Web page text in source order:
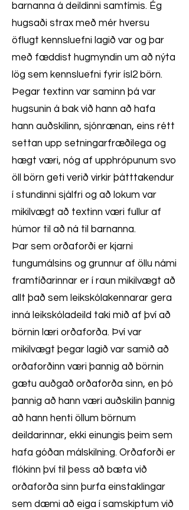
barnanna á deildinni samtímis. Ég
hugsaði strax með mér hversu
öflugt kennsluefni lagið var og þar
með fæddist hugmyndin um að nýta
lög sem kennsluefni fyrir ísl2 börn.
Þegar textinn var saminn þá var
hugsunin á bak við hann að hafa
hann auðskilinn, sjónrænan, eins rétt
settan upp setningarfræðilega og
hægt væri, nóg af upphrópunum svo
öll börn geti verið virkir þátttakendur
í stundinni sjálfri og að lokum var
mikilvægt að textinn væri fullur af
húmor til að ná til barnanna.
Þar sem orðaforði er kjarni
tungumálsins og grunnur af öllu námi
framtíðarinnar er í raun mikilvægt að
allt það sem leikskólakennarar gera
inná leikskóladeild taki mið af því að
börnin læri orðaforða. Því var
mikilvægt þegar lagið var samið að
orðaforðinn væri þannig að börnin
gætu auðgað orðaforða sinn, en þó
þannig að hann væri auðskilin þannig
að hann henti öllum börnum
deildarinnar, ekki einungis þeim sem
hafa góðan málskilning. Orðaforði er
flókinn því til þess að bæta við
orðaforða sinn þurfa einstaklingar
sem dæmi að eiga í samskiptum við